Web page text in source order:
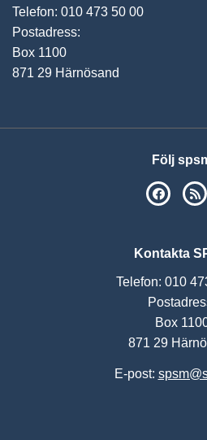
Telefon: 010 473 50 00
Postadress:
Box 1100
871 29 Härnösand
Följ
Kontakta
Telefon: 010
Box
871 29
E-post: